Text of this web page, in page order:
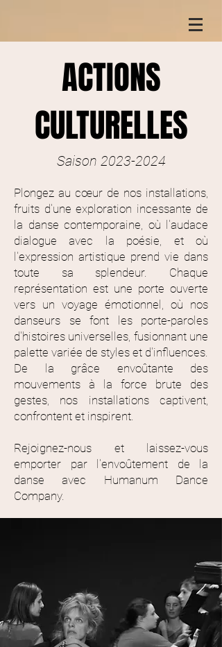
ACTIONS
CULTURELLES
Saison 2023-2024
Plongez au cœur de nos installations,
fruits d'une exploration incessante de
la danse contemporaine, où l'audace
dialogue avec la poésie, et où
l'expression artistique prend vie dans
toute sa splendeur. Chaque
représentation est une porte ouverte
vers un voyage émotionnel, où nos
danseurs se font les porte-paroles
d'histoires universelles, fusionnant une
palette variée de styles et d'influences.
De la grâce envoûtante des
mouvements à la force brute des
gestes, nos installations captivent,
confrontent et inspirent.
Rejoignez-nous et laissez-vous
emporter par l'envoûtement de la
danse avec Humanum Dance
Company.